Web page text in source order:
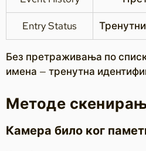
Entry Status
Без претраживања по
имена — тренутна
Методе
Камера било ког